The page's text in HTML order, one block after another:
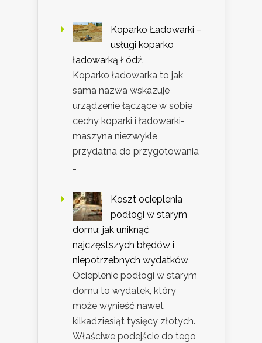
Koparko Ładowarki –
usługi koparko
ładowarką Łódź.
Koparko ładowarka to jak
sama nazwa wskazuje
urządzenie łączące w sobie
cechy koparki i ładowarki-
maszyna niezwykle
przydatna do przygotowania
…
Koszt ocieplenia
podłogi w starym
domu: jak uniknąć
najczęstszych błędów i
niepotrzebnych wydatków
Ocieplenie podłogi w starym
domu to wydatek, który
może wynieść nawet
kilkadziesiąt tysięcy złotych.
Właściwe podejście do tego